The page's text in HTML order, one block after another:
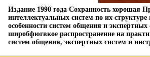
Издание 1990 года Сохранность хорошая
интеллектуальных систем по их
особенности систем общения и
широбфюгвкое распространение на
систем общения, экспертных систем и